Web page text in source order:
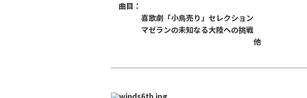
曲目：
喜歌劇「小鳥売り」セレクション
マゼランの未知なる大陸への挑戦
他